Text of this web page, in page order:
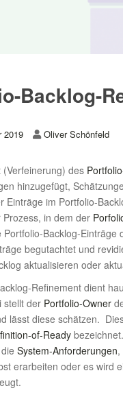
Backlog-
2019 Oliver Schönfeld
des
hinzugefügt,
Einträge im Portfolio-
in dem der
Backlog-
begutachtet und
aktualisieren oder
Refinement dient
stellt der Portfolio-Owner
lässt diese schätzen.
of-Ready
System-Anforderungen,
erarbeiten oder es wird